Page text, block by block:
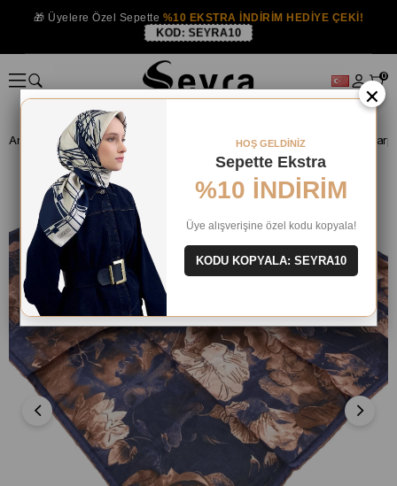
🎁 Üyelere Özel Sepette %10 EKSTRA İNDİRİM HEDİYE ÇEKİ!
KOD: SEYRA10
0
Anasayfa EŞARP İndirimli Eşarp
×
HOŞ GELDİNİZ
Sepette Ekstra
%10 İNDİRİM
Üye alışverişine özel kodu kopyala!
KODU KOPYALA: SEYRA10